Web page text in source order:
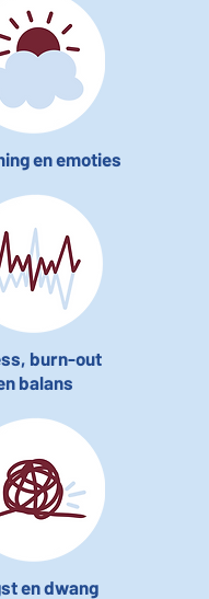
en emoties
burn-out
balans
en dwang